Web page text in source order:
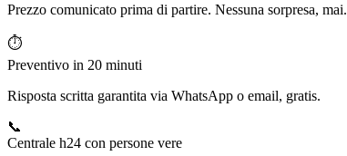
Prezzo comunicato prima di partire. Nessuna sorpresa, mai.
⏱️
Preventivo in 20 minuti
Risposta scritta garantita via WhatsApp o email, gratis.
📞
Centrale h24 con persone vere